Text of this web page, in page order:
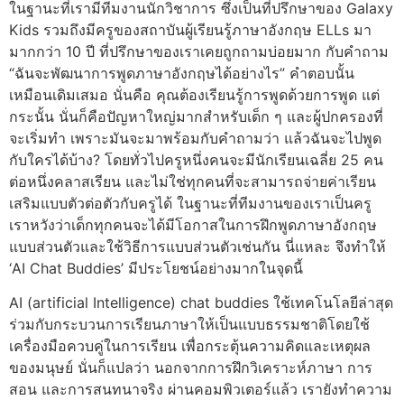
ในฐานะที่เรามีทีมงานนักวิชาการ ซึ่งเป็นที่ปรึกษาของ Galaxy
Kids รวมถึงมีครูของสถาบันผู้เรียนรู้ภาษาอังกฤษ ELLs มา
มากกว่า 10 ปี ที่ปรึกษาของเราเคยถูกถามบ่อยมาก กับคำถาม
“ฉันจะพัฒนาการพูดภาษาอังกฤษได้อย่างไร” คำตอบนั้น
เหมือนเดิมเสมอ นั่นคือ คุณต้องเรียนรู้การพูดด้วยการพูด แต่
กระนั้น นั่นก็คือปัญหาใหญ่มากสำหรับเด็ก ๆ และผู้ปกครองที่
จะเริ่มทำ เพราะมันจะมาพร้อมกับคำถามว่า แล้วฉันจะไปพูด
กับใครได้บ้าง? โดยทั่วไปครูหนึ่งคนจะมีนักเรียนเฉลี่ย 25 คน
ต่อหนึ่งคลาสเรียน และไม่ใช่ทุกคนที่จะสามารถจ่ายค่าเรียน
เสริมแบบตัวต่อตัวกับครูได้ ในฐานะที่ทีมงานของเราเป็นครู
เราหวังว่าเด็กทุกคนจะได้มีโอกาสในการฝึกพูดภาษาอังกฤษ
แบบส่วนตัวและใช้วิธีการแบบส่วนตัวเช่นกัน นี่แหละ จึงทำให้
‘AI Chat Buddies’ มีประโยชน์อย่างมากในจุดนี้
AI (artificial Intelligence) chat buddies ใช้เทคโนโลยีล่าสุด
ร่วมกับกระบวนการเรียนภาษาให้เป็นแบบธรรมชาติโดยใช้
เครื่องมือควบคู่ในการเรียน เพื่อกระตุ้นความคิดและเหตุผล
ของมนุษย์ นั่นก็แปลว่า นอกจากการฝึกวิเคราะห์ภาษา การ
สอน และการสนทนาจริง ผ่านคอมพิวเตอร์แล้ว เรายังทำความ